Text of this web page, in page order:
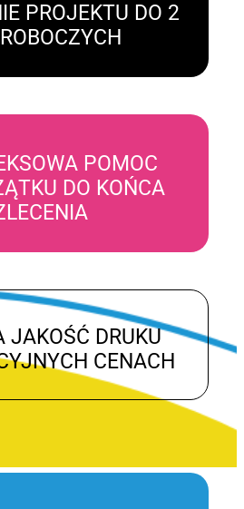
PROJEKTU DO 2
POMOC
DO KOŃCA
JAKOŚĆ DRUKU
CENACH